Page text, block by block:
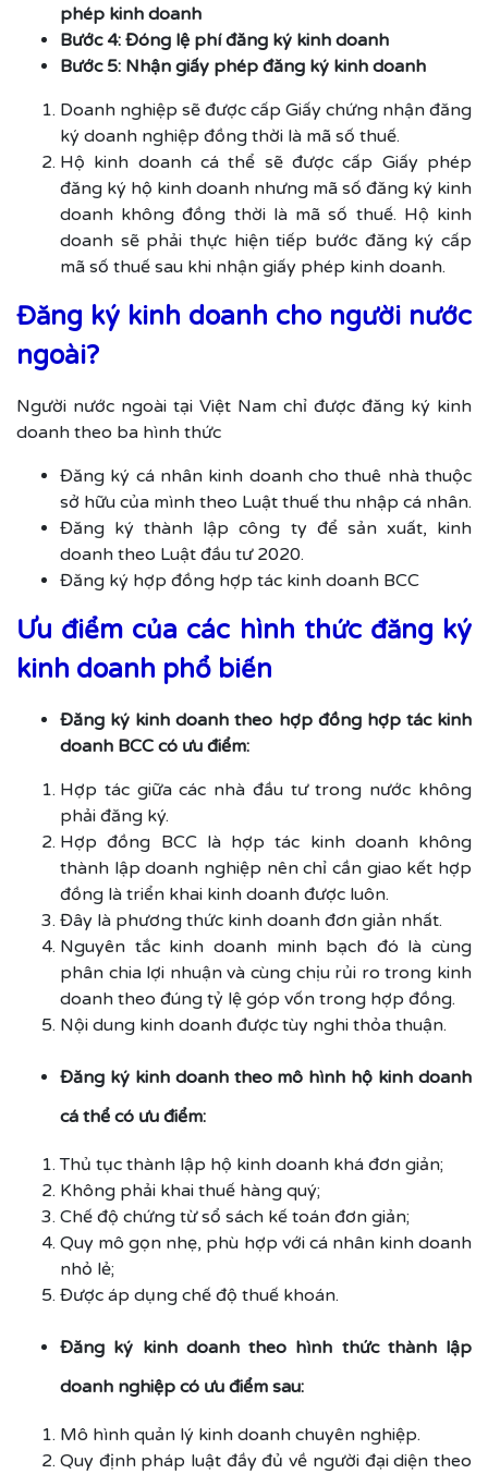
phép kinh doanh
Bước 4: Đóng lệ phí đăng ký kinh doanh
Bước 5: Nhận giấy phép đăng ký kinh doanh
Doanh nghiệp sẽ được cấp Giấy chứng nhận đăng
ký doanh nghiệp đồng thời là mã số thuế.
Hộ kinh doanh cá thể sẽ được cấp Giấy phép
đăng ký hộ kinh doanh nhưng mã số đăng ký kinh
doanh không đồng thời là mã số thuế. Hộ kinh
doanh sẽ phải thực hiện tiếp bước đăng ký cấp
mã số thuế sau khi nhận giấy phép kinh doanh.
Đăng ký kinh doanh cho người nước
ngoài?
Người nước ngoài tại Việt Nam chỉ được đăng ký kinh
doanh theo ba hình thức
Đăng ký cá nhân kinh doanh cho thuê nhà thuộc
sở hữu của mình theo Luật thuế thu nhập cá nhân.
Đăng ký thành lập công ty để sản xuất, kinh
doanh theo Luật đầu tư 2020.
Đăng ký hợp đồng hợp tác kinh doanh BCC
Ưu điểm của các hình thức đăng ký
kinh doanh phổ biến
Đăng ký kinh doanh theo hợp đồng hợp tác kinh
doanh BCC có ưu điểm:
Hợp tác giữa các nhà đầu tư trong nước không
phải đăng ký.
Hợp đồng BCC là hợp tác kinh doanh không
thành lập doanh nghiệp nên chỉ cần giao kết hợp
đồng là triển khai kinh doanh được luôn.
Đây là phương thức kinh doanh đơn giản nhất.
Nguyên tắc kinh doanh minh bạch đó là cùng
phân chia lợi nhuận và cùng chịu rủi ro trong kinh
doanh theo đúng tỷ lệ góp vốn trong hợp đồng.
Nội dung kinh doanh được tùy nghi thỏa thuận.
Đăng ký kinh doanh theo mô hình hộ kinh doanh
cá thể có ưu điểm:
Thủ tục thành lập hộ kinh doanh khá đơn giản;
Không phải khai thuế hàng quý;
Chế độ chứng từ sổ sách kế toán đơn giản;
Quy mô gọn nhẹ, phù hợp với cá nhân kinh doanh
nhỏ lẻ;
Được áp dụng chế độ thuế khoán.
Đăng ký kinh doanh theo hình thức thành lập
doanh nghiệp có ưu điểm sau:
Mô hình quản lý kinh doanh chuyên nghiệp.
Quy định pháp luật đầy đủ về người đại diện theo